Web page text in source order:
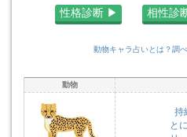
性格診断 ▶︎ 相性診
動物キャラ占いとは？調
動物
持
と